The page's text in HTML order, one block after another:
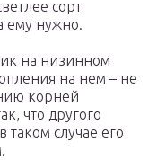
сорт
ему нужно.
на низинном
на нем – не
корней
что другого
таком случае его